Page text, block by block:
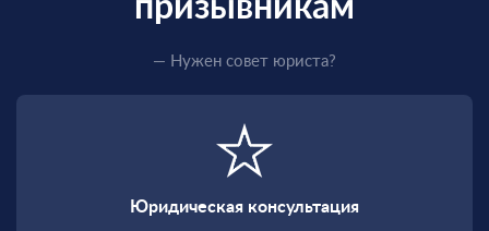
призывникам
— Нужен совет юриста?
Юридическая консультация